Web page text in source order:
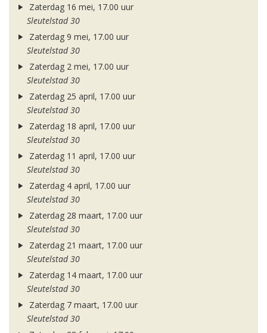
Zaterdag 16 mei, 17.00 uur
Sleutelstad 30
Zaterdag 9 mei, 17.00 uur
Sleutelstad 30
Zaterdag 2 mei, 17.00 uur
Sleutelstad 30
Zaterdag 25 april, 17.00 uur
Sleutelstad 30
Zaterdag 18 april, 17.00 uur
Sleutelstad 30
Zaterdag 11 april, 17.00 uur
Sleutelstad 30
Zaterdag 4 april, 17.00 uur
Sleutelstad 30
Zaterdag 28 maart, 17.00 uur
Sleutelstad 30
Zaterdag 21 maart, 17.00 uur
Sleutelstad 30
Zaterdag 14 maart, 17.00 uur
Sleutelstad 30
Zaterdag 7 maart, 17.00 uur
Sleutelstad 30